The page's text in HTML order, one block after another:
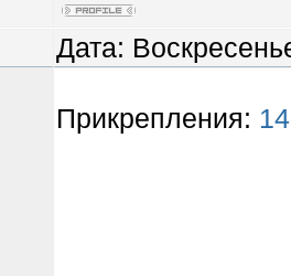
Дата:
Прикрепления: